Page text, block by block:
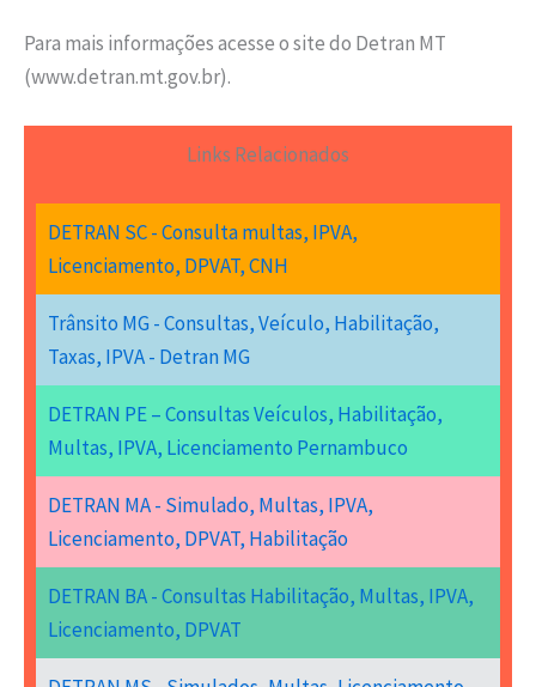
Para mais informações acesse o site do Detran MT
(www.detran.mt.gov.br).
Links Relacionados
DETRAN SC - Consulta multas, IPVA,
Licenciamento, DPVAT, CNH
Trânsito MG - Consultas, Veículo, Habilitação,
Taxas, IPVA - Detran MG
DETRAN PE – Consultas Veículos, Habilitação,
Multas, IPVA, Licenciamento Pernambuco
DETRAN MA - Simulado, Multas, IPVA,
Licenciamento, DPVAT, Habilitação
DETRAN BA - Consultas Habilitação, Multas, IPVA,
Licenciamento, DPVAT